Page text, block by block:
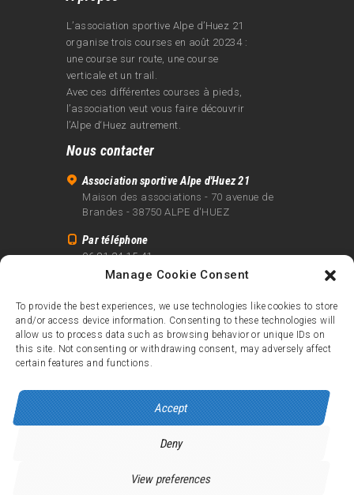
Manage Cookie Consent
To provide the best experiences, we use technologies like cookies to store
and/or access device information. Consenting to these technologies will
allow us to process data such as browsing behavior or unique IDs on
this site. Not consenting or withdrawing consent, may adversely affect
certain features and functions.
Accept
Deny
View preferences
L’association sportive Alpe d’Huez 21
organise trois courses en août 20234 :
une course sur route, une course
verticale et un trail.
Avec ces différentes courses à pieds,
l’association veut vous faire découvrir
l’Alpe d‘Huez autrement.
Nous contacter
Association sportive Alpe d'Huez 21
Maison des associations - 70 avenue de
Brandes - 38750 ALPE d'HUEZ
Par téléphone
06 81 24 15 41
info@alpe21.fr
Mentions légales
Contact
crédits